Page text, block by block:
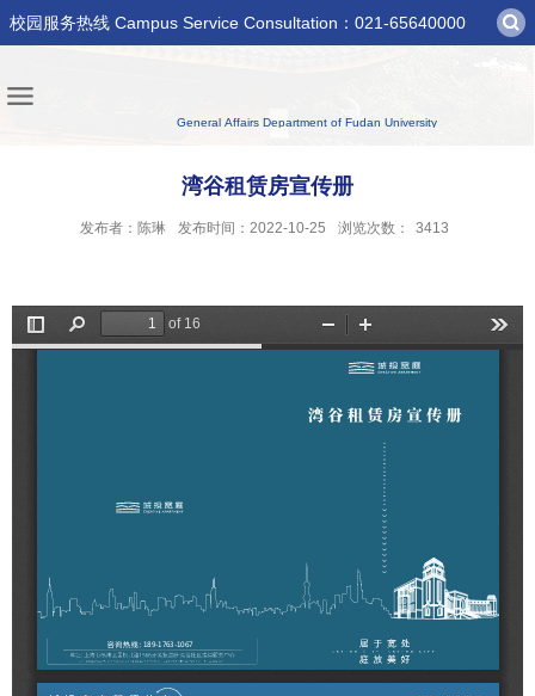
校园服务热线 Campus Service Consultation：021-65640000
湾谷租赁房宣传册
发布者：陈琳 发布时间：2022-10-25 浏览次数： 3413